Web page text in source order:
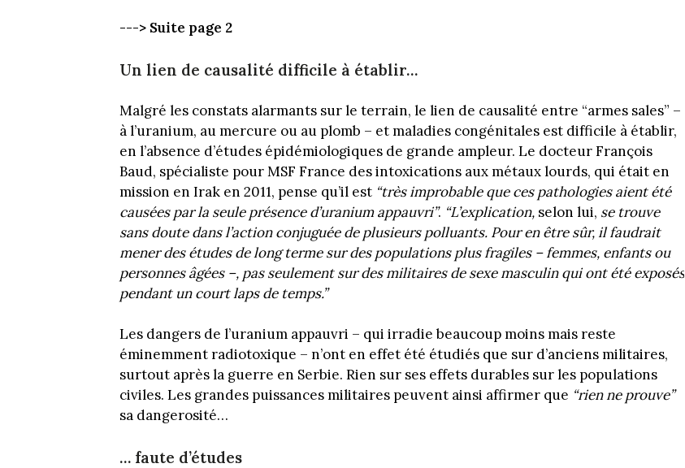
---> Suite page 2
Un lien de causalité difficile à établir…
Malgré les constats alarmants sur le terrain, le lien de causalité entre “armes sales” –
à l’uranium, au mercure ou au plomb – et maladies congénitales est difficile à établir,
en l’absence d’études épidémiologiques de grande ampleur. Le docteur François
Baud, spécialiste pour MSF France des intoxications aux métaux lourds, qui était en
mission en Irak en 2011, pense qu’il est “très improbable que ces pathologies aient été
causées par la seule présence d’uranium appauvri”. “L’explication, selon lui, se trouve
sans doute dans l’action conjuguée de plusieurs polluants. Pour en être sûr, il faudrait
mener des études de long terme sur des populations plus fragiles – femmes, enfants ou
personnes âgées –, pas seulement sur des militaires de sexe masculin qui ont été exposés
pendant un court laps de temps.”
Les dangers de l’uranium appauvri – qui irradie beaucoup moins mais reste
éminemment radiotoxique – n’ont en effet été étudiés que sur d’anciens militaires,
surtout après la guerre en Serbie. Rien sur ses effets durables sur les populations
civiles. Les grandes puissances militaires peuvent ainsi affirmer que “rien ne prouve”
sa dangerosité…
… faute d’études